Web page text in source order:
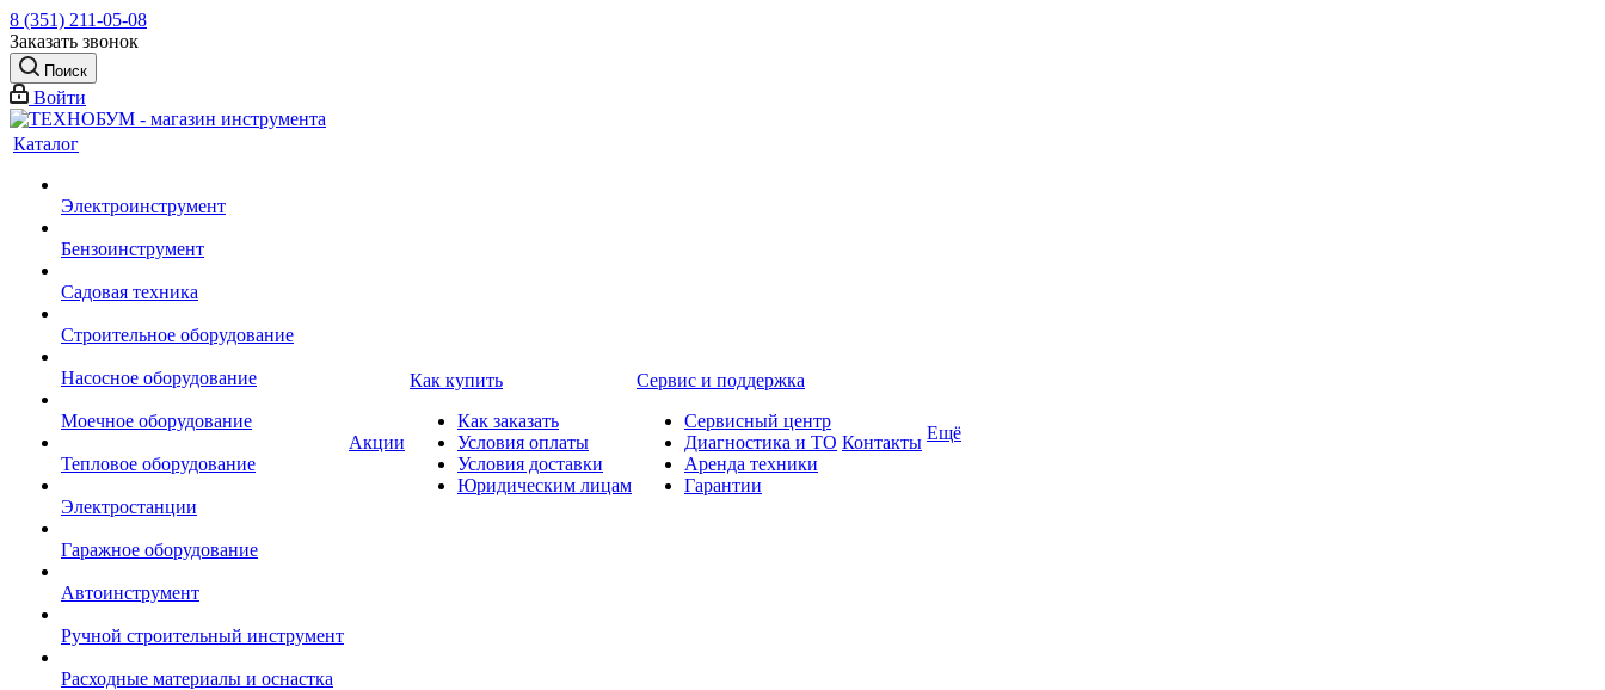
8 (351) 211-05-08
Заказать звонок
Поиск
Войти
Каталог
Электроинструмент
Бензоинструмент
Садовая техника
Строительное оборудование
Насосное оборудование
Моечное оборудование
Тепловое оборудование
Электростанции
Гаражное оборудование
Автоинструмент
Ручной строительный инструмент
Расходные материалы и оснастка
Акции
Как купить
Как заказать
Условия оплаты
Условия доставки
Юридическим лицам
Сервис и поддержка
Сервисный центр
Диагностика и ТО
Аренда техники
Гарантии
Контакты Ещё